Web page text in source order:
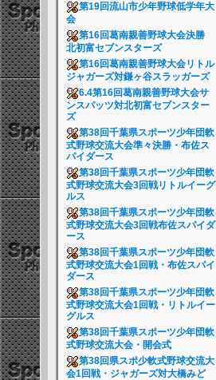
第19回流山市少年野球低学年大
会
第16回葛南親善野球大会決勝
北初富セブンスターズ
第16回葛南親善野球大会リトル
ジャガーズ対鎌ヶ谷スラッガーズ
6.4第16回葛南親善野球大会サ
ンスパッツ対北初富セブンスター
ズ
第38回千葉県スポーツ少年団軟
式野球交流大会準々決勝・布佐ス
パイダース
第38回千葉県スポーツ少年団軟
式野球交流大会3回戦リトルイーグ
ルス
第38回千葉県スポーツ少年団軟
式野球交流大会3回戦布佐スパイダ
ース
第38回千葉県スポーツ少年団軟
式野球交流大会1回戦・布佐スパイ
ダース
第38回千葉県スポーツ少年団軟
式野球交流大会1回戦・リトルイー
グルス
第38回千葉県スポーツ少年団軟
式野球交流大会・開会式
第38回県スポ少軟式野球交流大
会1回戦・ジャガーズ対大橋みど